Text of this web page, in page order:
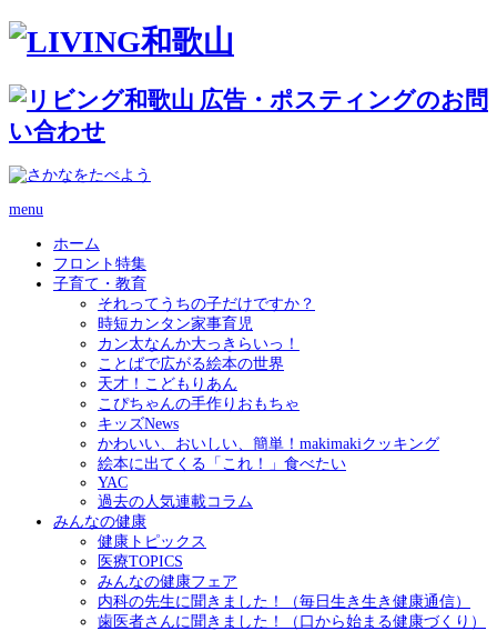
menu
ホーム
フロント特集
子育て・教育
それってうちの子だけですか？
時短カンタン家事育児
カン太なんか大っきらいっ！
ことばで広がる絵本の世界
天才！こどもりあん
こぴちゃんの手作りおもちゃ
キッズNews
かわいい、おいしい、簡単！makimakiクッキング
絵本に出てくる「これ！」食べたい
YAC
過去の人気連載コラム
みんなの健康
健康トピックス
医療TOPICS
みんなの健康フェア
内科の先生に聞きました！（毎日生き生き健康通信）
歯医者さんに聞きました！（口から始まる健康づくり）